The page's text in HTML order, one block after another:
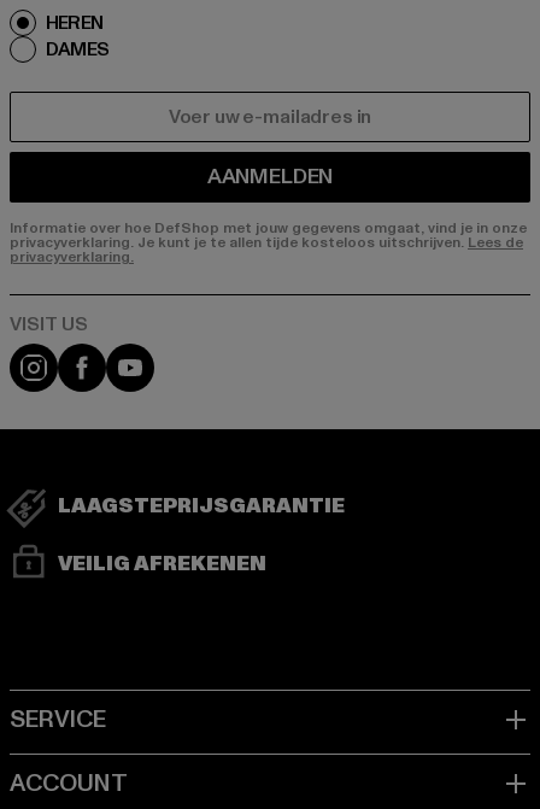
HEREN
DAMES
AANMELDEN
Informatie over hoe DefShop met jouw gegevens omgaat, vind je in onze
privacyverklaring. Je kunt je te allen tijde kosteloos uitschrijven. Lees de
privacyverklaring.
Visit our Instagram page:
Visit our Facebook page:
Visit our YouTube channel:
LAAGSTEPRIJSGARANTIE
VEILIG AFREKENEN